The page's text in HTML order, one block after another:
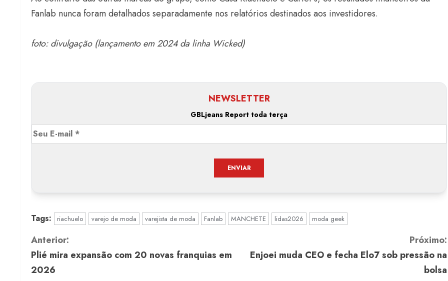
Fanlab nunca foram detalhados separadamente nos relatórios destinados aos investidores.
foto: divulgação (lançamento em 2024 da linha Wicked)
NEWSLETTER
GBLjeans Report toda terça
Tags: riachuelo varejo de moda varejista de moda Fanlab MANCHETE lidas2026 moda geek
C
o
Anterior:
Plié mira expansão com 20 novas franquias em
2026
Próximo:
Enjoei muda CEO e fecha Elo7 sob pressão na
bolsa